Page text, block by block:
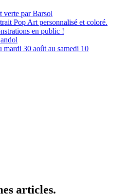
verte par Barsol
Pop Art personnalisé et coloré.
en public !
mardi 30 août au samedi 10
articles.